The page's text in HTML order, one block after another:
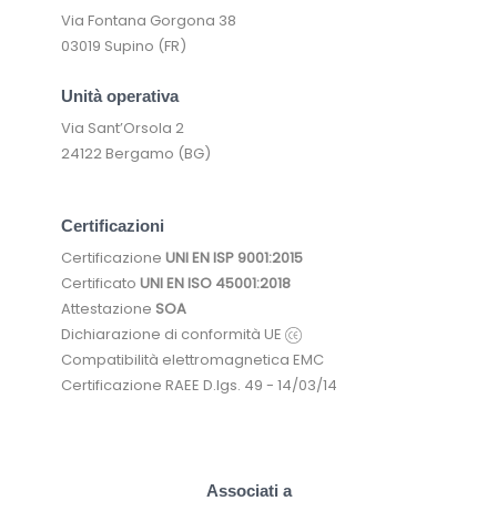
Via Fontana Gorgona 38
03019 Supino (FR)
Unità operativa
Via Sant’Orsola 2
24122 Bergamo (BG)
Certificazioni
Certificazione UNI EN ISP 9001:2015
Certificato UNI EN ISO 45001:2018
Attestazione SOA
Dichiarazione di conformità UE
Compatibilità elettromagnetica EMC
Certificazione RAEE D.lgs. 49 - 14/03/14
Associati a